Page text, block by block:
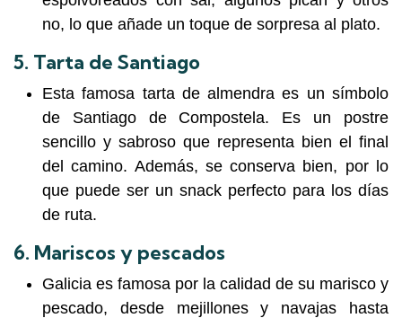
no, lo que añade un toque de sorpresa al plato.
5. Tarta de Santiago
Esta famosa tarta de almendra es un símbolo
de Santiago de Compostela. Es un postre
sencillo y sabroso que representa bien el final
del camino. Además, se conserva bien, por lo
que puede ser un snack perfecto para los días
de ruta.
6. Mariscos y pescados
Galicia es famosa por la calidad de su marisco y
pescado, desde mejillones y navajas hasta